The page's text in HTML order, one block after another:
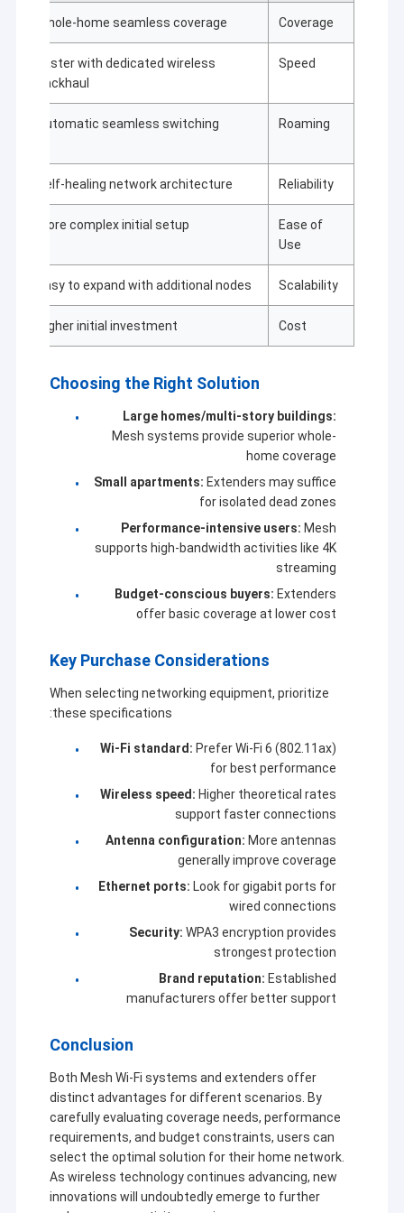
Coverage
Whole-home seamless coverage
Speed
Faster with dedicated wireless
backhaul
Roaming
Automatic seamless switching
Reliability
Self-healing network architecture
Ease of
Use
More complex initial setup
Scalability
Easy to expand with additional nodes
Cost
Higher initial investment
Choosing the Right Solution
Large homes/multi-story buildings:
Mesh systems provide superior whole-
home coverage
Small apartments: Extenders may suffice
for isolated dead zones
Performance-intensive users: Mesh
supports high-bandwidth activities like 4K
streaming
Budget-conscious buyers: Extenders
offer basic coverage at lower cost
Key Purchase Considerations
When selecting networking equipment, prioritize
these specifications:
Wi-Fi standard: Prefer Wi-Fi 6 (802.11ax)
for best performance
Wireless speed: Higher theoretical rates
support faster connections
Antenna configuration: More antennas
generally improve coverage
Ethernet ports: Look for gigabit ports for
wired connections
Security:WPA3 encryption provides
strongest protection
Brand reputation: Established
manufacturers offer better support
Conclusion
Both Mesh Wi-Fi systems and extenders offer
distinct advantages for different scenarios. By
carefully evaluating coverage needs, performance
requirements, and budget constraints, users can
select the optimal solution for their home network.
As wireless technology continues advancing, new
innovations will undoubtedly emerge to further